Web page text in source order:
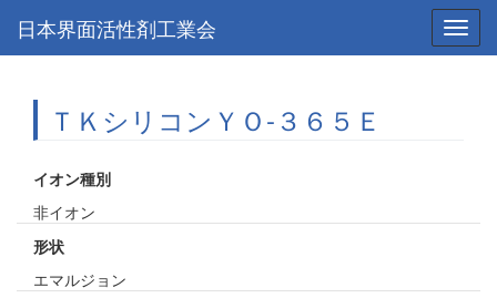
日本界面活性剤工業会
ＴＫシリコンＹＯ-３６５Ｅ
イオン種別
非イオン
形状
エマルジョン